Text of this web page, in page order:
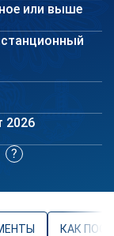
или выше
2026
КАК